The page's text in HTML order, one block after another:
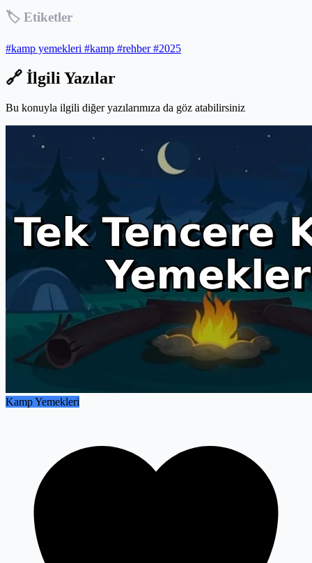
🏷️ Etiketler
#kamp yemekleri #kamp #rehber#2025
🔗 İlgili Yazılar
Bu konuyla ilgili diğer yazılarımıza da göz atabilirsiniz
Kamp Yemekleri